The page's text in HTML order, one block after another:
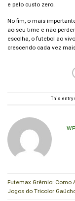
e pelo custo zero.
No fim, o mais
ao seu time e não
escolha, o futebol ao
crescendo cada vez
This entry
Futemax Grêmio: Como
Jogos do Tricolor